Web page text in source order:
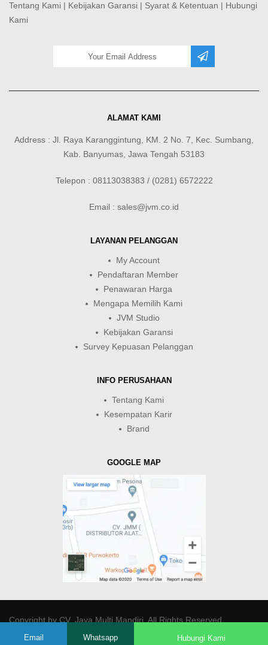
Tentang Kami | Kebijakan Garansi | Syarat & Ketentuan | Hubungi
Kami
ALAMAT KAMI
Address : Jl. Raya Karanggintung, KM. 2 No. 7, Kec. Sumbang,
Kab. Banyumas, Jawa Tengah 53183
Telepon : 08113038383 / (0281) 6572222
Email : sales@jvm.co.id
LAYANAN PELANGGAN
My Account
Pendaftaran Member
Penawaran Harga
Mengapa Memilih Kami
JVM Studio
Kebijakan Garansi
Survey Kepuasan Pelanggan
INFO PERUSAHAAN
Tentang Kami
Kesempatan Karir
Brand
GOOGLE MAP
Copyright byCV. Java Multi Mandiri. All Rights Reserved.
Email Whatsapp Hubungi Kami